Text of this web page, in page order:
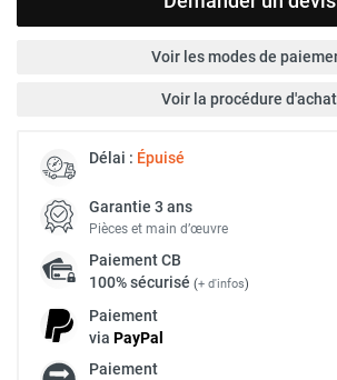
Voir les modes de
Voir la procédure d'achat
Délai : Épuisé
Garantie 3 ans
Pièces et main d’œuvre
PaiementCB
100% sécurisé (+ d'infos)
Paiement
via PayPal
Paiement